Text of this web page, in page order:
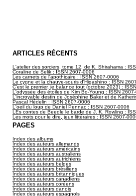
ARTICLES RÉCENTS
L'atelier des sorciers, tome 12, de K. Shirahama :
Coraline de Selik : ISSN 2607-0006
Les carnets de l'apothicaire : ISSN 2607-0006
Le cygne et la chauve-souris d'Higashino : ISSN
C'est le premier, je balance tout (octobre 2023) :
L'odyssée des étoiles de Kim Bo-Young : ISSN
L'incroyable destin de Joséphine Baker et de
Pascal Hédelin : ISSN 2607-0006
L'oeil du loup de Daniel Pennac : ISSN 2607-0006
LEs contes de Beedle le barde de J. K. Rowling :
Les mots pour le dire, jeux littéraires : ISSN 2607-
PAGES
Index des albums
Index des auteurs allemands
Index des auteurs américains
Index des auteurs australiens
Index des auteurs autrichiens
Index des auteurs belges
Index des auteurs brésiliens
Index des auteurs britanniques
Index des auteurs canadiens
Index des auteurs coréens
Index des auteurs danois
Index des auteurs espagnols